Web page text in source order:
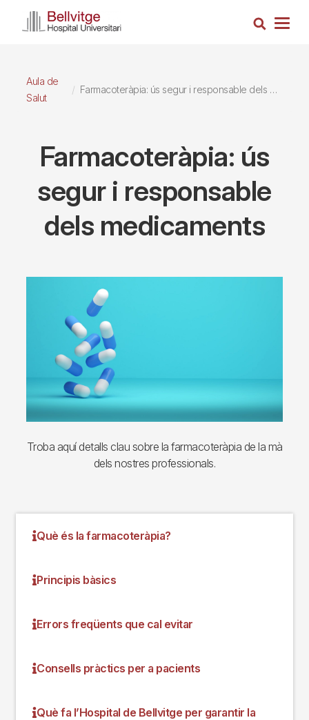
Cerca
Aula de
Salut
Farmacoteràpia: ús segur i responsable dels medicaments
Farmacoteràpia: ús
segur i responsable
dels medicaments
Troba aquí detalls clau sobre la farmacoteràpia de la mà
dels nostres professionals.
Què és la farmacoteràpia?
Principis bàsics
Errors freqüents que cal evitar
Consells pràctics per a pacients
Què fa l’Hospital de Bellvitge per garantir la